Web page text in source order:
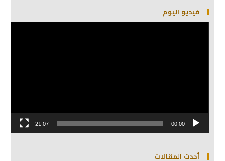
فيديو اليوم
مشغل
00:00
21:07
أحدث المقالات